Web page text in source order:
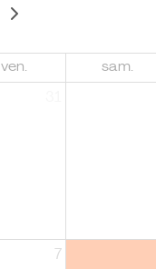
ven. sam.
7